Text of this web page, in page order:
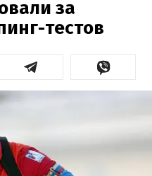
за
тестов